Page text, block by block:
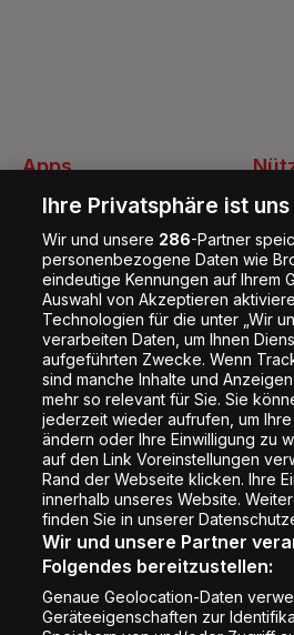
Folge uns
Jobs
Apps
Energy Radio App
Ihre Privatsphäre ist
Wir und unsere 286-Partner
personenbezogene Daten wie
eindeutige Kennungen auf Ihrem
Auswahl von Akzeptieren
Technologien für die unter „Wir
verarbeiten Daten, um Ihnen
aufgeführten Zwecke. Wenn
sind manche Inhalte und
mehr so relevant für Sie. Sie
jederzeit wieder aufrufen, um
ändern oder Ihre Einwilligung zu
auf den Link Voreinstellungen
Rand der Webseite klicken. Ihre
innerhalb unseres Website.
finden Sie in unserer
Wir und unsere Partner
Folgendes bereitzustellen:
Genaue Geolocation-Daten
Geräteeigenschaften zur